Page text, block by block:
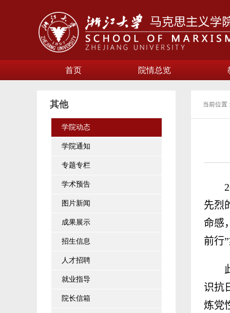
首页 院情总览
其他
学院动态
学院通知
专题专栏
学术预告
图片新闻
成果展示
招生信息
人才招聘
就业指导
院长信箱
当前位置
先烈
命感
前行
识抗
炼党